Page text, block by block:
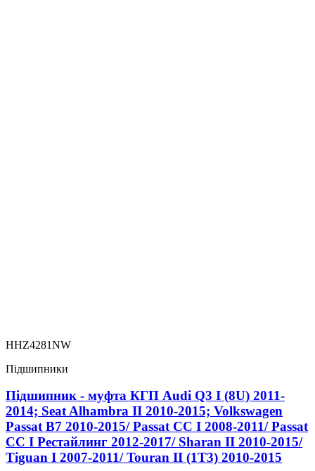
HHZ4281NW
Підшипники
Підшипник - муфта КГП Audi Q3 I (8U) 2011-
2014; Seat Alhambra II 2010-2015; Volkswagen
Passat B7 2010-2015/ Passat CC I 2008-2011/ Passat
CC I Рестайлинг 2012-2017/ Sharan II 2010-2015/
Tiguan I 2007-2011/ Touran II (1T3) 2010-2015